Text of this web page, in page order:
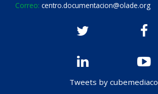
Correo: centro.documentacion@olade.org
Tweets by cubemediaco